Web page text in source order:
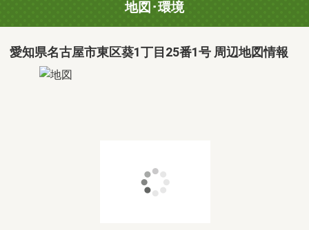
地図･環境
愛知県名古屋市東区葵1丁目25番1号 周辺地図情報